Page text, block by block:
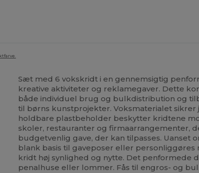
Sæt med 6 vokskridt i en gennemsigtig
kreative aktiviteter og reklamegaver. Dette
både individuel brug og bulkdistribution og
til børns kunstprojekter. Voksmaterialet sikrer
holdbare plastbeholder beskytter kridtene
skoler, restauranter og firmaarrangementer,
budgetvenlig gave, der kan tilpasses. Uanset
blank basis til gaveposer eller personliggøres
kridt høj synlighed og nytte. Det penformede
penalhuse eller lommer. Fås til engros- og